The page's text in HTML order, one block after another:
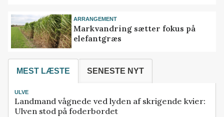
ARRANGEMENT
Markvandring sætter fokus på
elefantgræs
MEST LÆSTE SENESTE NYT
ULVE
Landmand vågnede ved lyden af skrigende kvier:
Ulven stod på foderbordet